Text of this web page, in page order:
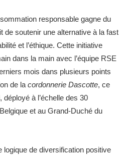
responsable gagne du
de soutenir une alternative à la fast
et l’éthique. Cette initiative
dans la main avec l’équipe RSE
mois dans plusieurs points
de la cordonnerie Dascotte, ce
déployé à l’échelle des 30
et au Grand-Duché du
logique de diversification positive